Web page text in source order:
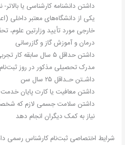
داشتن دانشنامه کارشناسی یا
یکی از دانشگاه‌های معتبر داخلی
خارجی مورد تأیید وزارتین علوم،
درمان و آموزش گاز و گازرسانی
داشتن حداقل ۵ سال
مدرک تحصیلی مذکور در روز
داشـتن حـداقل ۲۵ سال سن
داشتن معافیت یا کارت پایان
داشتن سلامت جسمی لازم که شخصاً
نیاز به کمک دیگران انجام دهد
شرایط اختصاصی ثبت‌نام کارشناس رسمی